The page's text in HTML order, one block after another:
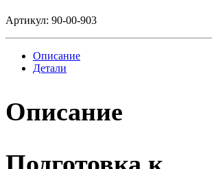
Артикул: 90-00-903
Описание
Детали
Описание
Подготовка к